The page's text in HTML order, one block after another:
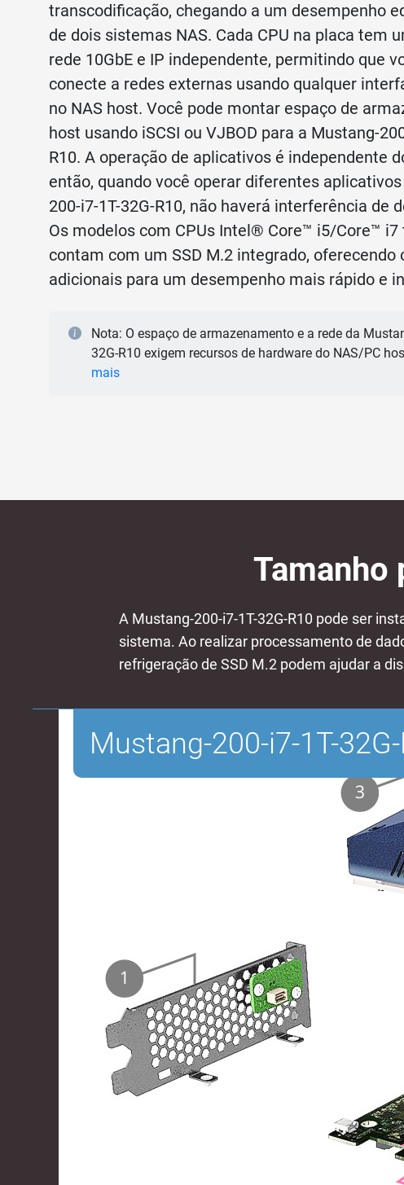
transcodificação, chegando a um desempenho
de dois sistemas NAS. Cada CPU na placa tem
rede 10GbE e IP independente, permitindo que
conecte a redes externas usando qualquer
no NAS host. Você pode montar espaço de
host usando iSCSI ou VJBOD para a Mustang-
R10. A operação de aplicativos é independente
então, quando você operar diferentes
200-i7-1T-32G-R10, não haverá interferência de
Os modelos com CPUs Intel® Core™ i5/Core™
contam com um SSD M.2 integrado, oferecendo
adicionais para um desempenho mais rápido e
Nota: O espaço de armazenamento e a rede da
32G-R10 exigem recursos de hardware do NAS/PC
mais
Tamanho
A Mustang-200-i7-1T-32G-R10 pode ser
sistema. Ao realizar processamento de
refrigeração de SSD M.2 podem ajudar a
Mustang-200-i7-1T-